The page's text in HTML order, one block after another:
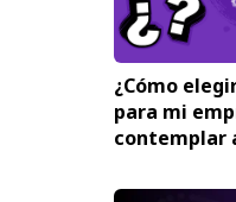
¿Cómo
para mi
contemplar